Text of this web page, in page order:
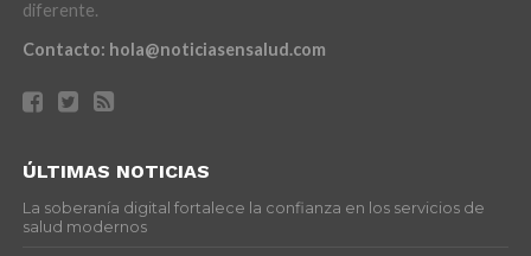
diferente.
Contacto: hola@noticiasensalud.com
ÚLTIMAS NOTICIAS
La soberanía digital fortalece la confianza en los servicios de
salud modernos